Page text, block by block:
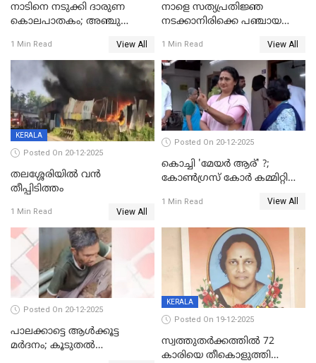
നാടിനെ നടുക്കി ദാരുണ
കൊലപാതകം; അഞ്ചു
കഴുത്തുഞെരിച്ച് കൊന്നു
1 Min Read View All
നാളെ സത്യപ്രതിജ്ഞ
നടക്കാനിരിക്കെ പഞ്ചായത്ത്
1 Min Read View All
KERALA
Posted On 20-12-2025
തലശ്ശേരിയിൽ വൻ
തീപ്പിടിത്തം
1 Min Read View All
Posted On 20-12-2025
കൊച്ചി 'മേയർ ആര്' ?;
കോണ്‍ഗ്രസ് കോര്‍ കമ്മിറ്റി
1 Min Read View All
Posted On 20-12-2025
പാലക്കാട്ടെ ആള്‍ക്കൂട്ട
മര്‍ദനം; കൂടുതല്‍
KERALA
Posted On 19-12-2025
സ്വത്തുതര്‍ക്കത്തില്‍ 72
കാരിയെ തീകൊളുത്തി